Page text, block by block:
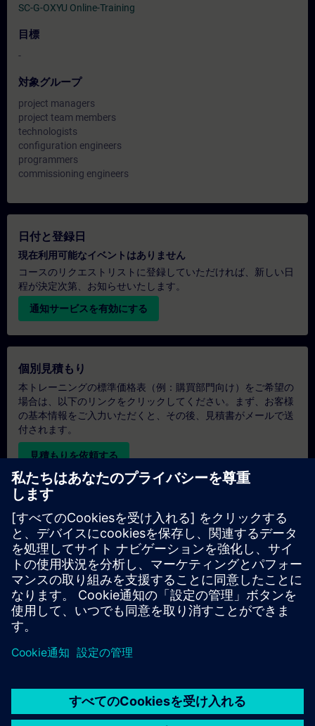
SC-G-OXYU Online-Training
目標
-
対象グループ
project managers
project team members
technologists
configuration engineers
programmers
commissioning engineers
日付と登録日
現在利用可能なイベントはありません
コースのリクエストリストに登録していただければ、新しい日
程が決定次第、お知らせいたします。
通知サービスを有効にする
個別見積もり
本トレーニングの標準価格表（例：購買部門向け）をご希望の
場合は、以下のリンクをクリックしてください。まず、お客様
の基本情報をご入力いただくと、その後、見積書がメールで送
付されます。
見積もりを依頼する
専用トレーニングのお問い合わせ
オンサイト、オンライン、または当社のSITRAINトレーニング
センターでの専用トレーニングコースの見積もりをご希望の場
合は、以下の問い合わせフォームにご記入ください。このタイ
プのお問い合わせは、大人数（6名以上）のグループに適して
います。ご連絡先とトレーニングのご要望をご入力いただく
と、当社から見積もりをお送りいたします。